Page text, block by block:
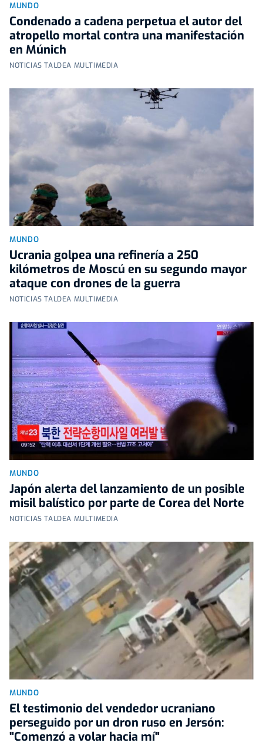
MUNDO
Condenado a cadena perpetua el autor del
atropello mortal contra una manifestación
en Múnich
NOTICIAS TALDEA MULTIMEDIA
MUNDO
Ucrania golpea una refinería a 250
kilómetros de Moscú en su segundo mayor
ataque con drones de la guerra
NOTICIAS TALDEA MULTIMEDIA
MUNDO
Japón alerta del lanzamiento de un posible
misil balístico por parte de Corea del Norte
NOTICIAS TALDEA MULTIMEDIA
MUNDO
El testimonio del vendedor ucraniano
perseguido por un dron ruso en Jersón:
"Comenzó a volar hacia mí"